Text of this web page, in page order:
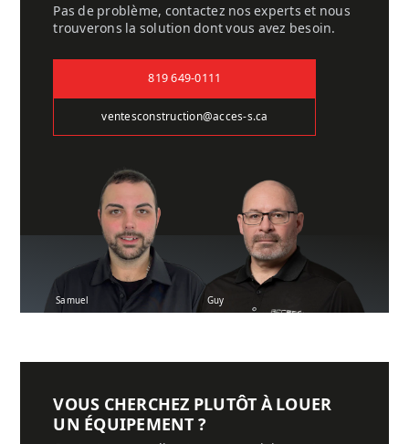
Pas de problème, contactez nos experts et nous
trouverons la solution dont vous avez besoin.
819 649-0111
ventesconstruction@acces-s.ca
Samuel Guy
VOUS CHERCHEZ PLUTÔT À LOUER
UN ÉQUIPEMENT ?